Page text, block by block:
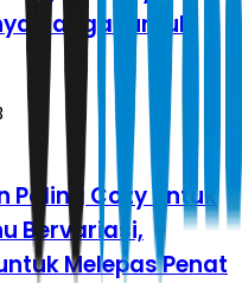
Hangat untuk
Paling Cozy untuk
Bervariasi,
Melepas Penat